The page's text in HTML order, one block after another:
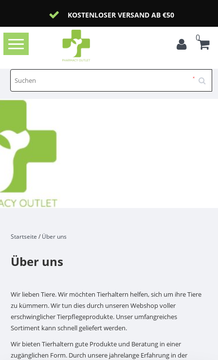
KOSTENLOSER VERSAND AB €50
Toggle
navigation
0
Startseite / Über uns
Über uns
Wir lieben Tiere. Wir möchten Tierhaltern helfen, sich um ihre Tiere
zu kümmern. Wir tun dies durch unseren Webshop voller
erschwinglicher Tierpflegeprodukte. Unser umfangreiches
Sortiment kann schnell geliefert werden.
Wir bieten Tierhaltern gute Produkte und Beratung in einer
zugänglichen Form. Durch unsere jahrelange Erfahrung in der